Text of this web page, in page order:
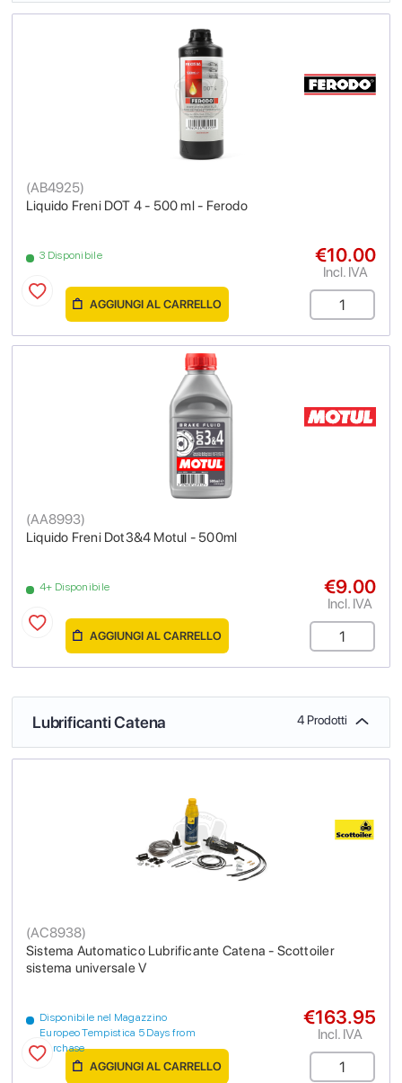
Liquido Freni DOT 4 - 500 ml - Ferodo
(AB4925)
3 Disponibile €10.00
Incl. IVA
AGGIUNGI AL CARRELLO
Liquido Freni Dot3&4 Motul - 500ml
(AA8993)
4+ Disponibile €9.00
Incl. IVA
AGGIUNGI AL CARRELLO
Lubrificanti Catena 4 Prodotti
Sistema Automatico Lubrificante Catena - Scottoiler
sistema universale V
(AC8938)
Disponibile nel Magazzino
Europeo Tempistica 5 Days from
purchase
€163.95
Incl. IVA
AGGIUNGI AL CARRELLO